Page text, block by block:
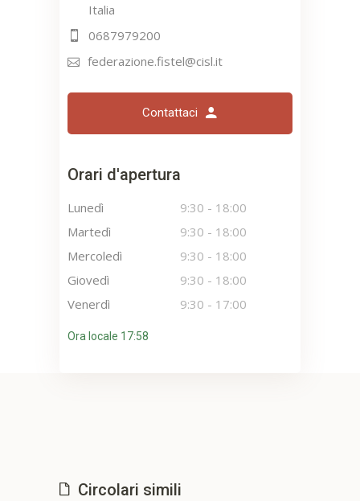
Italia
0687979200
federazione.fistel@cisl.it
Contattaci
Orari d'apertura
Lunedì 9:30 - 18:00
Martedì
9:30 - 18:00
Mercoledì
9:30 - 18:00
Giovedì
9:30 - 18:00
Venerdì
9:30 - 17:00
Ora locale 17:58
Circolari simili